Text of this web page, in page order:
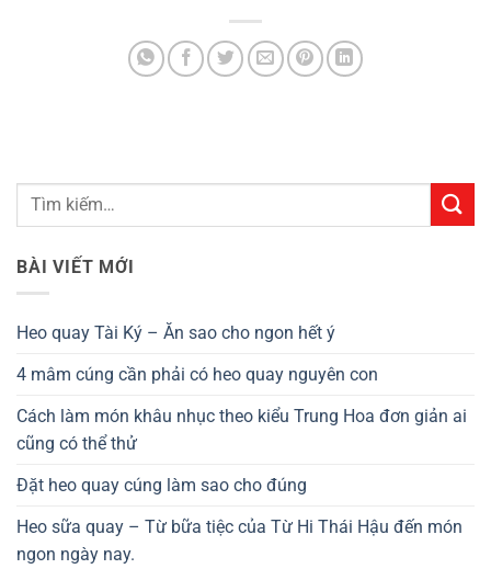
BÀI VIẾT MỚI
Heo quay Tài Ký – Ăn sao cho ngon hết ý
4 mâm cúng cần phải có heo quay nguyên con
Cách làm món khâu nhục theo kiểu Trung Hoa đơn giản ai
cũng có thể thử
Đặt heo quay cúng làm sao cho đúng
Heo sữa quay – Từ bữa tiệc của Từ Hi Thái Hậu đến món
ngon ngày nay.